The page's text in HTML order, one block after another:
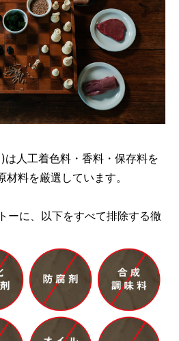
人工着色料・香料・保存料を
料を厳選しています。
ーに、以下をすべて排除する徹